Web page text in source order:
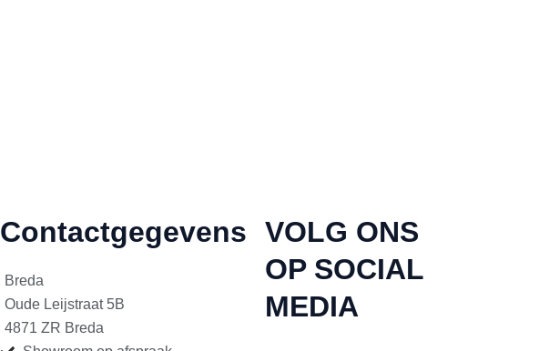
Contactgegevens
Breda
Oude Leijstraat 5B
4871 ZR Breda
VOLG ONS
OP SOCIAL
MEDIA